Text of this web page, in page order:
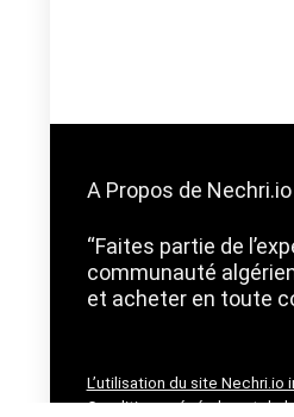
A Propos de Nechri.io
“Faites partie de
communauté
et acheter en toute
L’utilisation du site
Conditions générales et de